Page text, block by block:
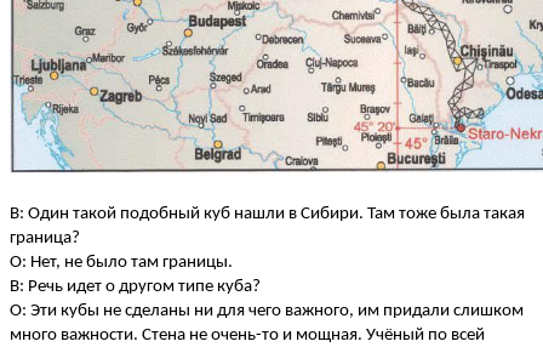
В: Один такой подобный куб нашли в Сибири. Там тоже была такая
граница?
О: Нет, не было там границы.
В: Речь идет о другом типе куба?
О: Эти кубы не сделаны ни для чего важного, им придали слишком
много важности. Стена не очень-то и мощная. Учёный по всей